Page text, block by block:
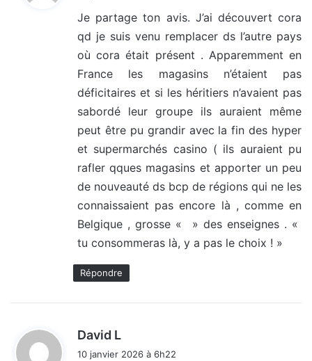
Je partage ton avis. J’ai découvert cora
qd je suis venu remplacer ds l’autre pays
où cora était présent . Apparemment en
France les magasins n’étaient pas
déficitaires et si les héritiers n’avaient pas
sabordé leur groupe ils auraient même
peut être pu grandir avec la fin des hyper
et supermarchés casino ( ils auraient pu
rafler qques magasins et apporter un peu
de nouveauté ds bcp de régions qui ne les
connaissaient pas encore là , comme en
Belgique , grosse « » des enseignes . «
tu consommeras là, y a pas le choix ! »
Répondre
David L
i
10 janvier 2026 à 6h22